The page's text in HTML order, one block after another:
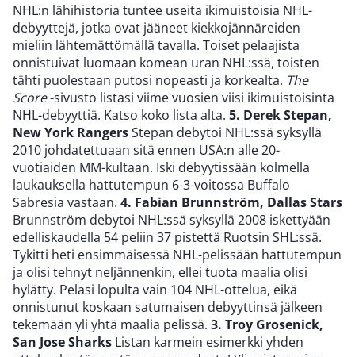
NHL:n lähihistoria tuntee useita ikimuistoisia NHL-
debyyttejä, jotka ovat jääneet kiekkojännäreiden
mieliin lähtemättömällä tavalla. Toiset pelaajista
onnistuivat luomaan komean uran NHL:ssä, toisten
tähti puolestaan putosi nopeasti ja korkealta. The
Score-sivusto listasi viime vuosien viisi ikimuistoisinta
NHL-debyyttiä. Katso koko lista alta. 5. Derek Stepan,
New York RangersStepan debytoi NHL:ssä syksyllä
2010 johdatettuaan sitä ennen USA:n alle 20-
vuotiaiden MM-kultaan. Iski debyytissään kolmella
laukauksella hattutempun 6-3-voitossa Buffalo
Sabresia vastaan. 4. Fabian Brunnström, Dallas Stars
Brunnström debytoi NHL:ssä syksyllä 2008 iskettyään
edelliskaudella 54 peliin 37 pistettä Ruotsin SHL:ssä.
Tykitti heti ensimmäisessä NHL-pelissään hattutempun
ja olisi tehnyt neljännenkin, ellei tuota maalia olisi
hylätty. Pelasi lopulta vain 104 NHL-ottelua, eikä
onnistunut koskaan satumaisen debyyttinsä jälkeen
tekemään yli yhtä maalia pelissä. 3. Troy Grosenick,
San Jose Sharks Listan karmein esimerkki yhden